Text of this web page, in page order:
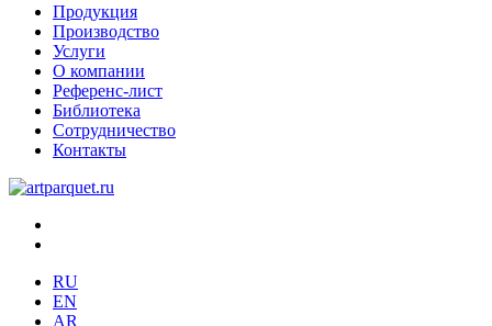
Продукция
Производство
Услуги
О компании
Референс-лист
Библиотека
Сотрудничество
Контакты
RU
EN
AR